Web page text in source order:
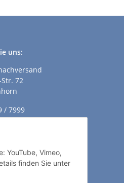
YouTube, Vimeo,
finden Sie unter
uns:
72
/ 7999